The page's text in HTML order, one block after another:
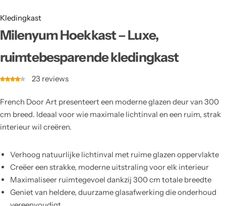
Kledingkast
Milenyum Hoekkast – Luxe,
ruimtebesparende kledingkast
23 reviews
French Door Art presenteert een moderne glazen deur van 300
cm breed. Ideaal voor wie maximale lichtinval en een ruim, strak
interieur wil creëren.
Verhoog natuurlijke lichtinval met ruime glazen oppervlakte
Creëer een strakke, moderne uitstraling voor elk interieur
Maximaliseer ruimtegevoel dankzij 300 cm totale breedte
Geniet van heldere, duurzame glasafwerking die onderhoud